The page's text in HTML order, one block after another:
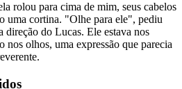
rolou para cima de mim, seus cabelos
uma cortina. "Olhe para ele", pediu
direção do Lucas. Ele estava nos
olhos, uma expressão que parecia